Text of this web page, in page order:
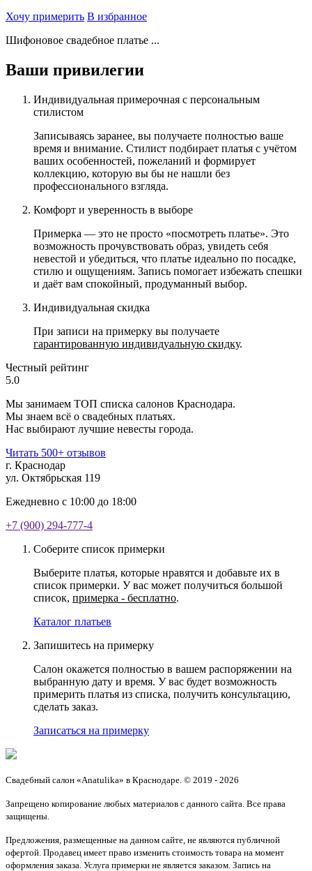
Хочу примерить В избранное
Шифоновое свадебное платье ...
Ваши привилегии
Индивидуальная примерочная с персональным
стилистом
Записываясь заранее, вы получаете полностью ваше
время и внимание. Стилист подбирает платья с учётом
ваших особенностей, пожеланий и формирует
коллекцию, которую вы бы не нашли без
профессионального взгляда.
Комфорт и уверенность в выборе
Примерка — это не просто «посмотреть платье». Это
возможность прочувствовать образ, увидеть себя
невестой и убедиться, что платье идеально по посадке,
стилю и ощущениям. Запись помогает избежать спешки
и даёт вам спокойный, продуманный выбор.
Индивидуальная скидка
При записи на примерку вы получаете
гарантированную индивидуальную скидку.
Честный рейтинг
5.0
Мы занимаем ТОП списка салонов Краснодара.
Мы знаем всё о свадебных платьях.
Нас выбирают лучшие невесты города.
Читать 500+ отзывов
г. Краснодар
ул. Октябрьская 119
Ежедневно с 10:00 до 18:00
+7 (900) 294-777-4
Соберите список примерки
Выберите платья, которые нравятся и добавьте их в
список примерки. У вас может получиться большой
список, примерка - бесплатно.
Каталог платьев
Запишитесь на примерку
Салон окажется полностью в вашем распоряжении на
выбранную дату и время. У вас будет возможность
примерить платья из списка, получить консультацию,
сделать заказ.
Записаться на примерку
Свадебный салон «Anatulika» в Краснодаре. © 2019 - 2026
Запрещено копирование любых материалов с данного сайта. Все права
защищены.
Предложения, размещенные на данном сайте, не являются публичной
офертой. Продавец имеет право изменить стоимость товара на момент
оформления заказа. Услуга примерки не является заказом. Запись на